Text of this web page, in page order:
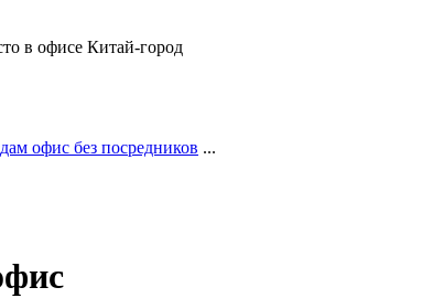
в офисе Китай-город
офис без посредников ...